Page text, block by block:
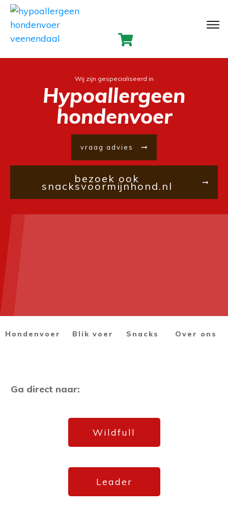
Wij zijn gespecialiseerd in
Hypoallergeen
hondenvoer
vraag advies
bezoek ook
snacksvoormijnhond.nl
Hondenvoer Blik voer Snacks Over ons
Ga direct naar:
Wildfull
Leader